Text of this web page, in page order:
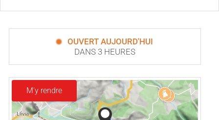
OUVERT AUJOURD'HUI
DANS 3 HEURES
M'y rendre